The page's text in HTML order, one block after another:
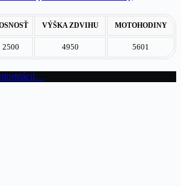
VÝŠKA ZDVIHU MOTOHODINY
2500 4950 5601